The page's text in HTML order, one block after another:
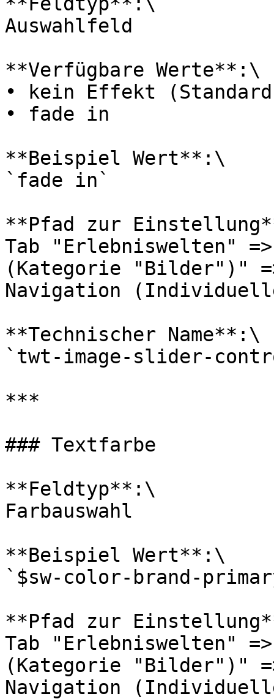
Auswahlfeld
**Verfügbare Werte**:\
• kein Effekt
• fade in
**Beispiel Wert**:\
`fade in`
**Pfad zur
Tab "Erlebniswelten"
(Kategorie "Bilder")"
Navigation
**Technischer Name**:\
`twt-image-slider-
***
### Textfarbe
**Feldtyp**:\
Farbauswahl
**Beispiel Wert**:\
`$sw-color-brand-
**Pfad zur
Tab "Erlebniswelten"
(Kategorie "Bilder")"
Navigation